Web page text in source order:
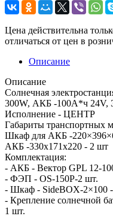
Цена действительна
отличаться от цен в
Описание
Описание
Солнечная
300W, АКБ -100А*ч 24V,
Исполнение - ЦЕНТР
Габариты транспортных
Шкаф для АКБ -
АКБ -330x171x220 - 2 шт
Комплектация:
- АКБ - Вектор GPL 12-
- ФЭП - OS-150P-2 шт.
- Шкаф - SideBOX-2×100
- Крепление солнечной
1 шт.